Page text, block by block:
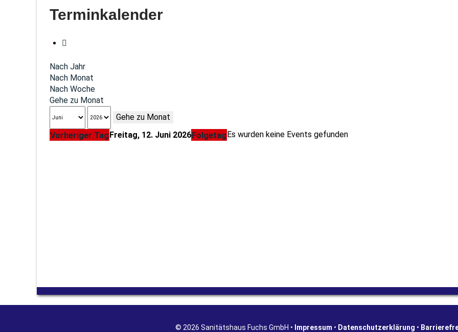
Terminkalender
Nach Jahr
Nach Monat
Nach Woche
Gehe zu Monat
Gehe zu Monat
Vorheriger TagFreitag, 12. Juni 2026FolgetagEs wurden keine Events gefunden
© 2026 Sanitätshaus Fuchs GmbH • Impressum • Datenschutzerklärung •